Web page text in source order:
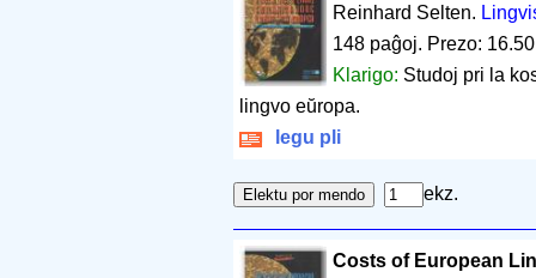
Reinhard Selten.
148 paĝoj. Prezo:
Klarigo: Studoj pri la
lingvo eŭropa.
legu pli
ekz.
Costs of European